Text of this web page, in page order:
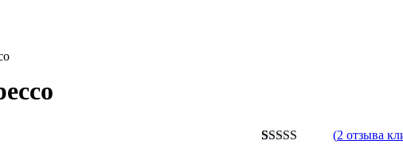
(2отзыва